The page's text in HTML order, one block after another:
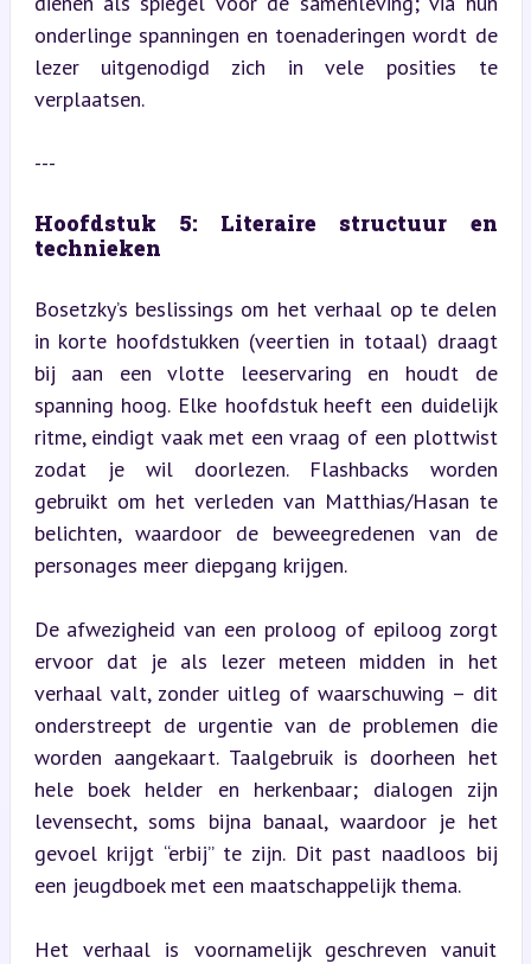
onderlinge spanningen en toenaderingen wordt de
lezer uitgenodigd zich in vele posities te
verplaatsen.
---
Hoofdstuk 5: Literaire structuur en
technieken
Bosetzky’s beslissings om het verhaal op te delen
in korte hoofdstukken (veertien in totaal) draagt
bij aan een vlotte leeservaring en houdt de
spanning hoog. Elke hoofdstuk heeft een duidelijk
ritme, eindigt vaak met een vraag of een plottwist
zodat je wil doorlezen. Flashbacks worden
gebruikt om het verleden van Matthias/Hasan te
belichten, waardoor de beweegredenen van de
personages meer diepgang krijgen.
De afwezigheid van een proloog of epiloog zorgt
ervoor dat je als lezer meteen midden in het
verhaal valt, zonder uitleg of waarschuwing – dit
onderstreept de urgentie van de problemen die
worden aangekaart. Taalgebruik is doorheen het
hele boek helder en herkenbaar; dialogen zijn
levensecht, soms bijna banaal, waardoor je het
gevoel krijgt “erbij” te zijn. Dit past naadloos bij
een jeugdboek met een maatschappelijk thema.
Het verhaal is voornamelijk geschreven vanuit